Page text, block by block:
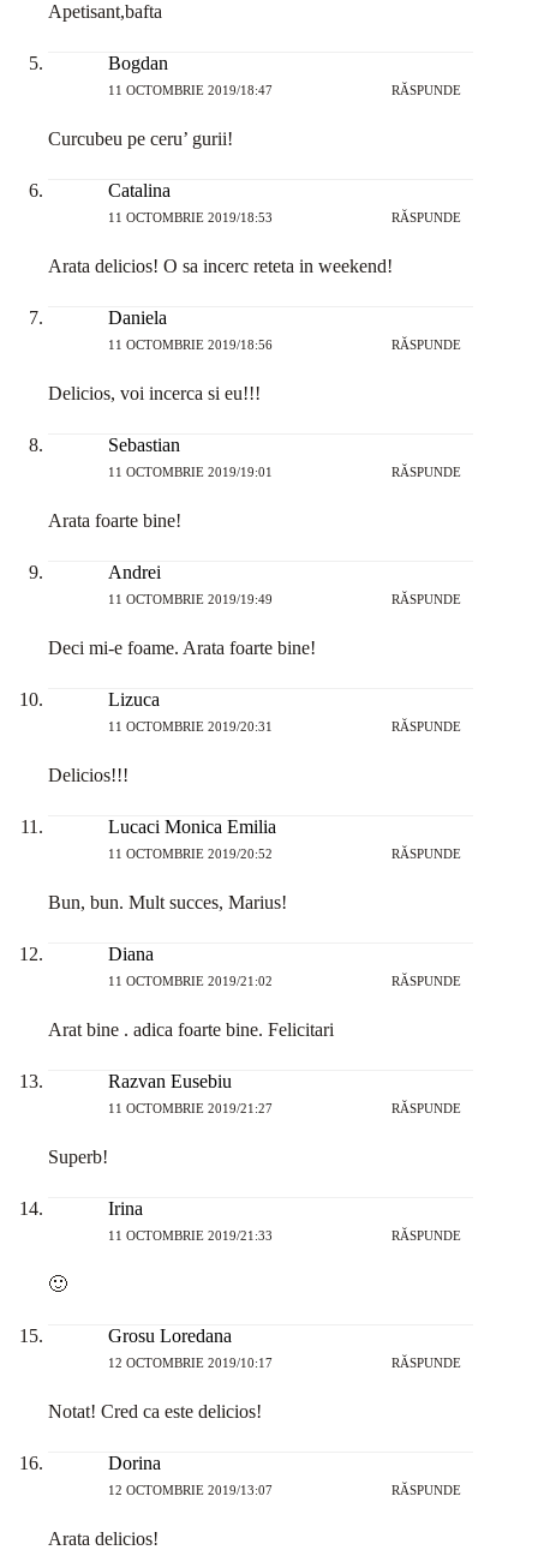
Apetisant,bafta
Bogdan
11 OCTOMBRIE 2019/18:47 RĂSPUNDE
Curcubeu pe ceru’ gurii!
Catalina
11 OCTOMBRIE 2019/18:53 RĂSPUNDE
Arata delicios! O sa incerc reteta in weekend!
Daniela
11 OCTOMBRIE 2019/18:56 RĂSPUNDE
Delicios, voi incerca si eu!!!
Sebastian
11 OCTOMBRIE 2019/19:01 RĂSPUNDE
Arata foarte bine!
Andrei
11 OCTOMBRIE 2019/19:49 RĂSPUNDE
Deci mi-e foame. Arata foarte bine!
Lizuca
11 OCTOMBRIE 2019/20:31 RĂSPUNDE
Delicios!!!
Lucaci Monica Emilia
11 OCTOMBRIE 2019/20:52 RĂSPUNDE
Bun, bun. Mult succes, Marius!
Diana
11 OCTOMBRIE 2019/21:02 RĂSPUNDE
Arat bine . adica foarte bine. Felicitari
Razvan Eusebiu
11 OCTOMBRIE 2019/21:27 RĂSPUNDE
Superb!
Irina
11 OCTOMBRIE 2019/21:33 RĂSPUNDE
🙂
Grosu Loredana
12 OCTOMBRIE 2019/10:17 RĂSPUNDE
Notat! Cred ca este delicios!
Dorina
12 OCTOMBRIE 2019/13:07 RĂSPUNDE
Arata delicios!